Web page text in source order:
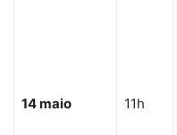
14 maio 11h